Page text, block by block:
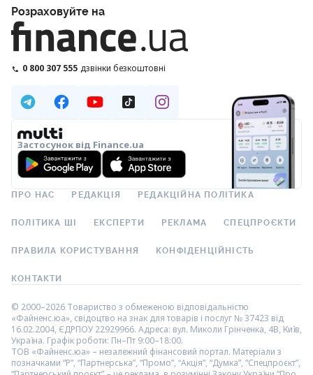
Розраховуйте на
0 800 307 555 дзвінки безкоштовні
Застосунок від Finance.ua
ПРО НАС РЕДАКЦІЯ РЕДАКЦІЙНА ПОЛІТИКА
ПОЛІТИКА ШІ ЕКСПЕРТИ РЕКЛАМА СПЕЦПРОЄКТИ
ПРАВИЛА КОРИСТУВАННЯ КОНФІДЕНЦІЙНІСТЬ
КОНТАКТИ
© 2000–2026 Товариство з обмеженою відповідальністю
«Файненс.юа», свідоцтво на знак для товарів і послуг № 37423 від
16.02.2004, ЄДРПОУ 22929966. Адреса: вул. Миколи Грінченка, 4В, Київ,
Україна. Графік роботи: Пн–Пт 9:00–18:00.
ТОВ «Файненс.юа» – незалежний фінансовий портал. Матеріали з
позначками “Р”, “Партнерська”, “Промо”, “Акція”, “Думка”, “Спецпроєкт”,